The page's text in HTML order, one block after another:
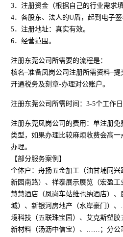
3．注册资金（根据自己的行业需求填
4．各股东、法人的U盾，起到电子签
5．注册地址：真实有效。
6．经营范围。
注册东莞公司所需要的流程是：
核名–准备凤岗公司注册所需资料–
开通税务及刻章-办理对公账户。
注册东莞公司所需时间：3-5个工作日
注册东莞凤岗公司的费用：单注册免
类型，如果办理比较麻烦收费会高
办理。
【部分服务案例】
个体户：舟扬五金加工（油甘埔同
新园南路）、祥泰展示展览（宏盈
慧慧酒店（凤岗车站维也纳酒店）
城）、新银河房地产（水岸豪门）
境科技（五联珠宝园）、艾克斯塑
新材料（汤沥中信宝）、……；分公